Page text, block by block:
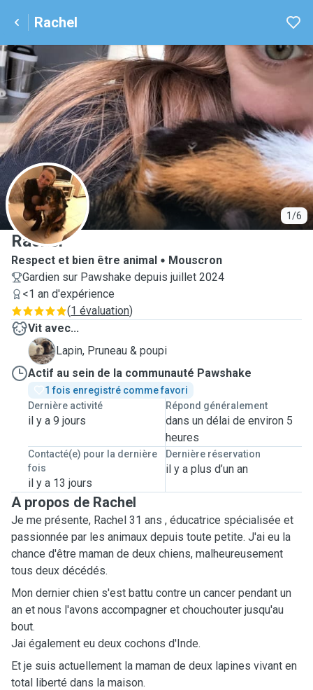
Rachel
1/6
R
Rachel
Respect et bien être animal
Mouscron
Gardien sur Pawshake depuis juillet 2024
<1 an d'expérience
(1 évaluation)
Vit avec...
P
Lapin, Pruneau & poupi
Actif au sein de la communauté Pawshake
1 fois enregistré comme favori
Dernière activité
il y a 9 jours
Répond généralement
dans un délai de environ 5
heures
Contacté(e) pour la dernière
fois
il y a 13 jours
Dernière réservation
il y a plus d’un an
A propos de Rachel
Je me présente, Rachel 31 ans , éducatrice spécialisée et
passionnée par les animaux depuis toute petite. J'ai eu la
chance d'être maman de deux chiens, malheureusement
tous deux décédés.
Mon dernier chien s'est battu contre un cancer pendant un
an et nous l'avons accompagner et chouchouter jusqu'au
bout.
Jai également eu deux cochons d'Inde.
Et je suis actuellement la maman de deux lapines vivant en
total liberté dans la maison.